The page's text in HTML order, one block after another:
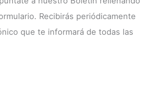
Recibirás periódicamente
que te informará de todas las